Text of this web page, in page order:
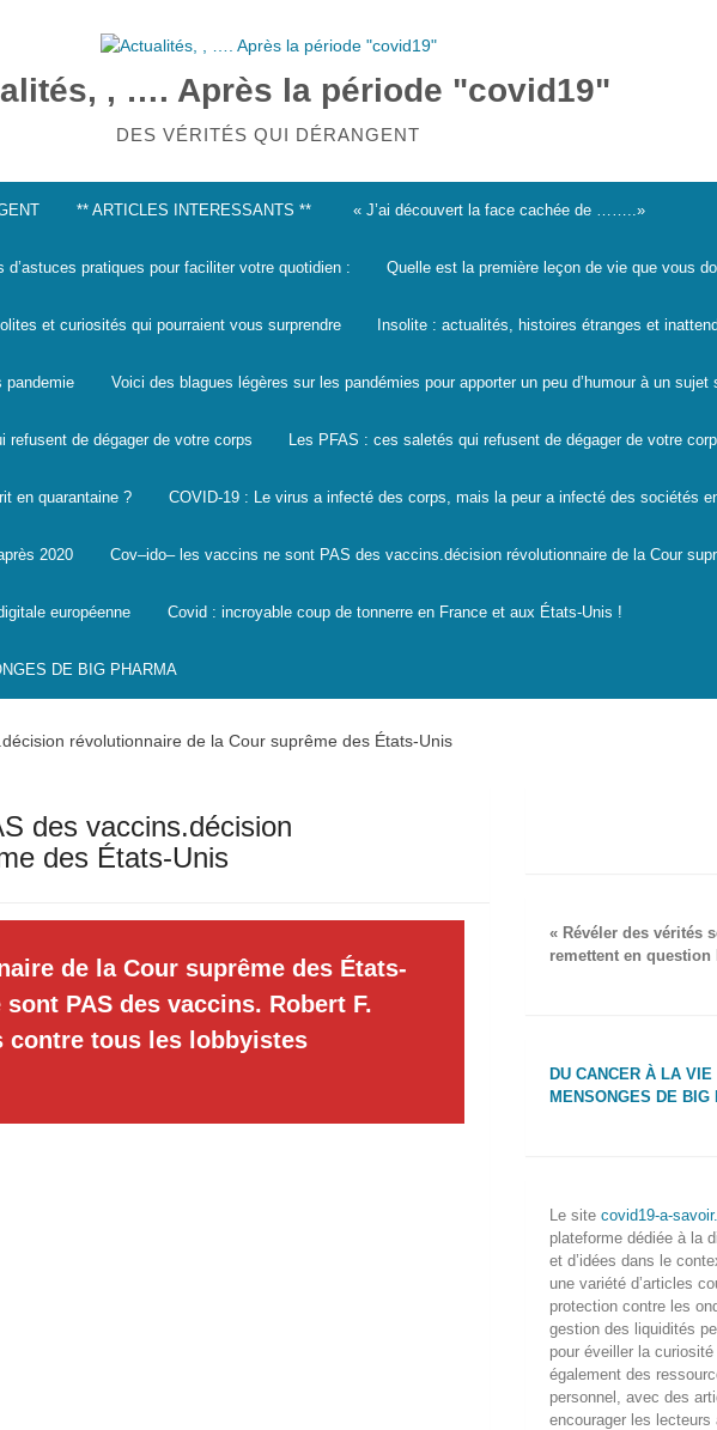
, …. Après la période "covid19"
DES VÉRITÉS QUI DÉRANGENT
** ARTICLES INTERESSANTS ** « J’ai découvert la face cachée de ……..»
d’astuces pratiques pour faciliter votre quotidien : Quelle est la première leçon de vie que vous
et curiosités qui pourraient vous surprendre Insolite : actualités, histoires étranges et
pandemie Voici des blagues légères sur les pandémies pour apporter un peu d’humour à un sujet
refusent de dégager de votre corps Les PFAS : ces saletés qui refusent de dégager de votre
en quarantaine ? COVID-19 : Le virus a infecté des corps, mais la peur a infecté des sociétés
2020 Cov–ido– les vaccins ne sont PAS des vaccins.décision révolutionnaire de la Cour
européenne Covid : incroyable coup de tonnerre en France et aux États-Unis !
DE BIG PHARMA
révolutionnaire de la Cour suprême des États-Unis
des vaccins.décision
des États-Unis
de la Cour suprême des États-
PAS des vaccins. Robert F.
contre tous les lobbyistes
« Révéler des vérités
remettent en question
DU CANCER À LA
MENSONGES DE BIG
Le site covid19-a-
plateforme dédiée à la
et d’idées dans le
une variété d’articles
protection contre les
gestion des liquidités
pour éveiller la
également des
personnel, avec des
encourager les